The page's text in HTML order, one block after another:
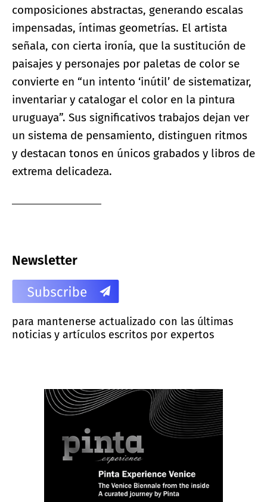
composiciones abstractas, generando escalas
impensadas, íntimas geometrías. El artista
señala, con cierta ironía, que la sustitución de
paisajes y personajes por paletas de color se
convierte en “un intento ‘inútil’ de sistematizar,
inventariar y catalogar el color en la pintura
uruguaya”. Sus significativos trabajos dejan ver
un sistema de pensamiento, distinguen ritmos
y destacan tonos en únicos grabados y libros de
extrema delicadeza.
Newsletter
para mantenerse actualizado con las últimas
noticias y artículos escritos por expertos